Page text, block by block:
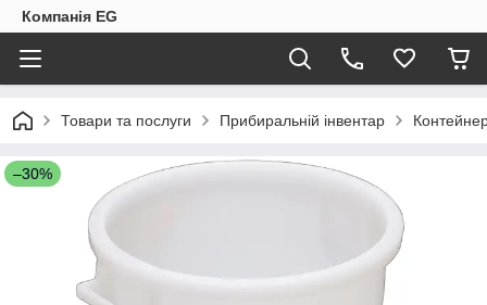
Компанія EG
Товари та послуги Прибиральній інвентар
–30%